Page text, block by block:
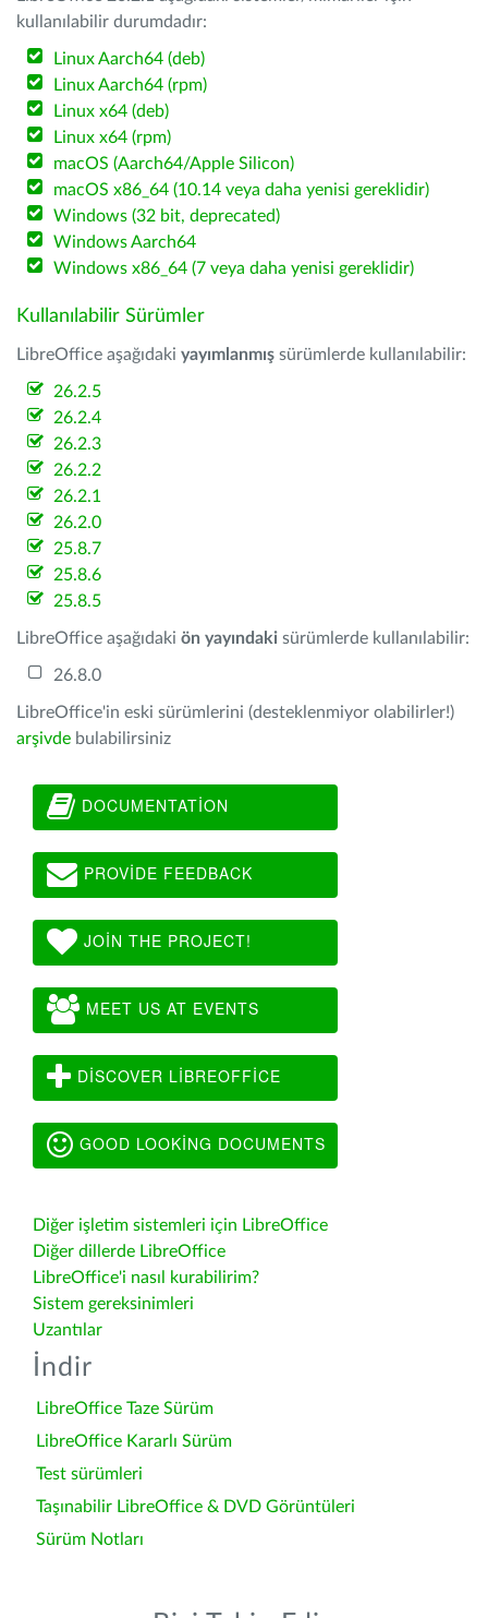
kullanılabilir durumdadır:
Linux Aarch64 (deb)
Linux Aarch64 (rpm)
Linux x64 (deb)
Linux x64 (rpm)
macOS (Aarch64/Apple Silicon)
macOS x86_64 (10.14 veya daha yenisi gereklidir)
Windows (32 bit, deprecated)
Windows Aarch64
Windows x86_64 (7 veya daha yenisi gereklidir)
Kullanılabilir Sürümler
LibreOffice aşağıdaki yayımlanmış sürümlerde kullanılabilir:
26.2.5
26.2.4
26.2.3
26.2.2
26.2.1
26.2.0
25.8.7
25.8.6
25.8.5
LibreOffice aşağıdaki ön yayındaki sürümlerde kullanılabilir:
26.8.0
LibreOffice'in eski sürümlerini (desteklenmiyor olabilirler!)
arşivde bulabilirsiniz
DOCUMENTATION
PROVIDE FEEDBACK
JOIN THE PROJECT!
MEET US AT EVENTS
DISCOVER LIBREOFFICE
GOOD LOOKING DOCUMENTS
Diğer işletim sistemleri için LibreOffice
Diğer dillerde LibreOffice
LibreOffice'i nasıl kurabilirim?
Sistem gereksinimleri
Uzantılar
İndir
LibreOffice Taze Sürüm
LibreOffice Kararlı Sürüm
Test sürümleri
Taşınabilir LibreOffice & DVD Görüntüleri
Sürüm Notları